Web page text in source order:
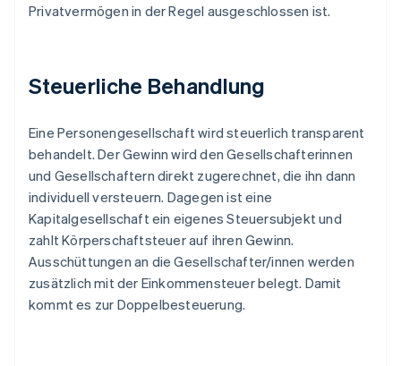
Privatvermögen in der Regel ausgeschlossen ist.
Steuerliche Behandlung
Eine Personengesellschaft wird steuerlich transparent
behandelt. Der Gewinn wird den Gesellschafterinnen
und Gesellschaftern direkt zugerechnet, die ihn dann
individuell versteuern. Dagegen ist eine
Kapitalgesellschaft ein eigenes Steuersubjekt und
zahlt Körperschaftsteuer auf ihren Gewinn.
Ausschüttungen an die Gesellschafter/innen werden
zusätzlich mit der Einkommensteuer belegt. Damit
kommt es zur Doppelbesteuerung.